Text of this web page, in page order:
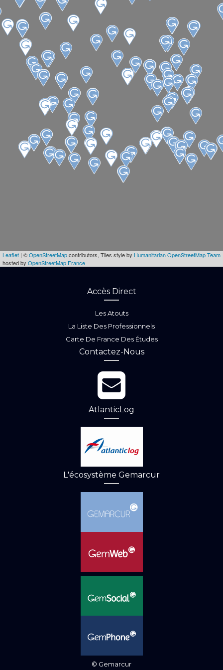
Leaflet | ©OpenStreetMapcontributors, Tiles style by Humanitarian OpenStreetMap Team
hosted by OpenStreetMap France
Accès Direct
Les Atouts
La Liste Des Professionnels
Carte De France Des Études
Contactez-Nous
AtlanticLog
L'écosystème Gemarcur
© Gemarcur